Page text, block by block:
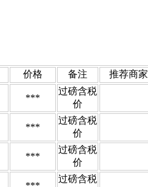
价格 备注 推荐商家
***
过磅含税
价
***
过磅含税
价
***
过磅含税
价
过磅含税